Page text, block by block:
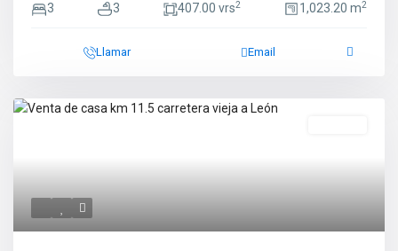
3 3 407.00 vrs2 1,023.20 m2
Llamar Email